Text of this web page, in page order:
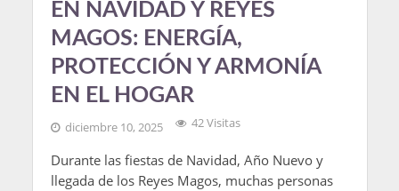
EN NAVIDAD Y REYES
MAGOS: ENERGÍA,
PROTECCIÓN Y ARMONÍA
EN EL HOGAR
diciembre 10, 2025 42 Visitas
Durante las fiestas de Navidad, Año Nuevo y
llegada de los Reyes Magos, muchas personas